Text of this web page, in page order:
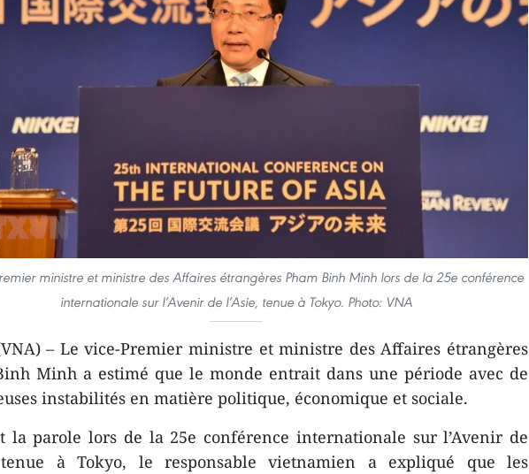
ministre et ministre des Affaires étrangères Pham Binh Minh lors de la 25e conférence
internationale sur l’Avenir de l’Asie, tenue à Tokyo. Photo: VNA
– Le vice-Premier ministre et ministre des Affaires étrangères
Minh a estimé que le monde entrait dans une période avec de
instabilités en matière politique, économique et sociale.
la parole lors de la 25e conférence internationale sur l’Avenir de
tenue à Tokyo, le responsable vietnamien a expliqué que les